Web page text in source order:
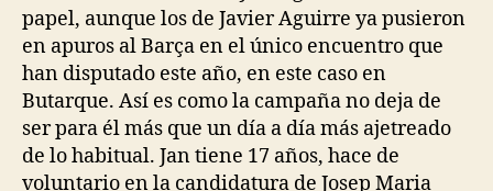
papel, aunque los de Javier Aguirre ya pusieron
en apuros al Barça en el único encuentro que
han disputado este año, en este caso en
Butarque. Así es como la campaña no deja de
ser para él más que un día a día más ajetreado
de lo habitual. Jan tiene 17 años, hace de
voluntario en la candidatura de Josep Maria